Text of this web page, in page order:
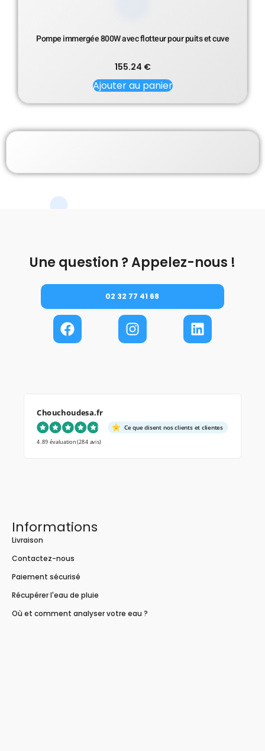
Pompe immergée 800W avec flotteur pour puits et cuve
155.24 €
Ajouter au panier
Une question ? Appelez-nous !
02 32 77 41 68
Chouchoudesa.fr
Ce que disent nos clients et clientes
4.89 évaluation(284 avis)
Informations
Livraison
Contactez-nous
Paiement sécurisé
Récupérer l'eau de pluie
Où et comment analyser votre eau ?